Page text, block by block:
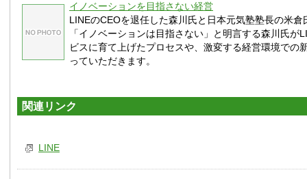
イノベーションを目指さない経営
LINEのCEOを退任した森川氏と日本元気塾塾長の米倉
「イノベーションは目指さない」と明言する森川氏が
ビスに育て上げたプロセスや、激変する経営環境での
っていただきます。
関連リンク
LINE